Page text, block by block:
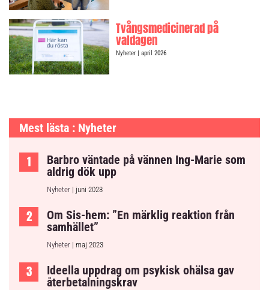
Tvångsmedicinerad på
valdagen
Nyheter| april 2026
Mest lästa : Nyheter
Barbro väntade på vännen Ing-Marie som
aldrig dök upp
Nyheter | juni 2023
Om Sis-hem: ”En märklig reaktion från
samhället”
Nyheter | maj 2023
Ideella uppdrag om psykisk ohälsa gav
återbetalningskrav